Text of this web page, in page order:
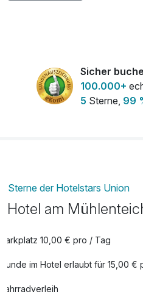
1 Strauß Rosen
pro KA
3-Gang-Menü
pro KA
pro Person
Flasche Champagner
Sicher
100.000+
5 Sterne, 99
Sterne der Hotelstars Union
Hotel am
Parkplatz 10,00 € pro / Tag
Fahrradverleih